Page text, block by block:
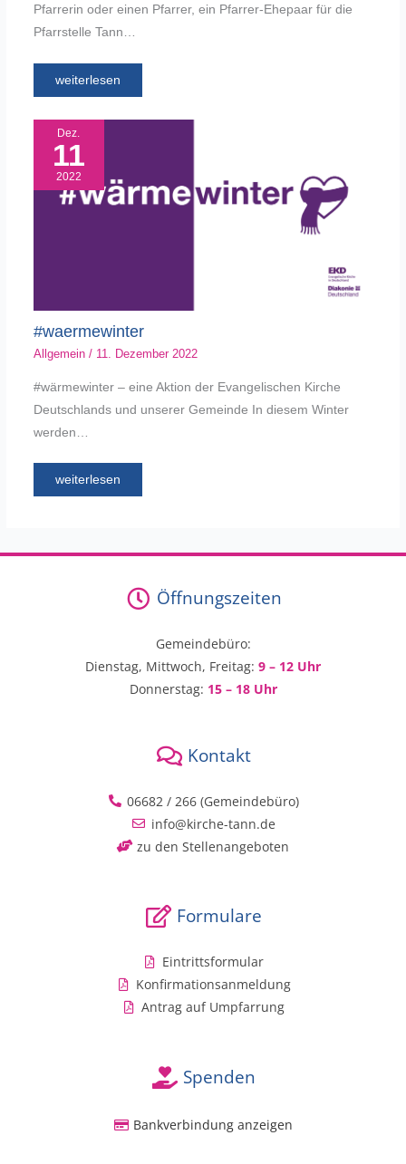
Pfarrerin oder einen Pfarrer, ein Pfarrer-Ehepaar für die
Pfarrstelle Tann…
weiterlesen
Dez.
11
2022
#waermewinter
Allgemein/ 11. Dezember 2022
#wärmewinter – eine Aktion der Evangelischen Kirche
Deutschlands und unserer Gemeinde In diesem Winter
werden…
weiterlesen
Öffnungszeiten
Gemeindebüro:
Dienstag, Mittwoch, Freitag: 9 – 12 Uhr
Donnerstag: 15 – 18 Uhr
Kontakt
06682 / 266 (Gemeindebüro)
info@kirche-tann.de
zu den Stellenangeboten
Formulare
Eintrittsformular
Konfirmationsanmeldung
Antrag auf Umpfarrung
Spenden
Bankverbindung anzeigen